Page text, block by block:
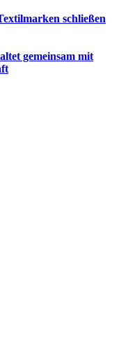
schließen
gemeinsam mit